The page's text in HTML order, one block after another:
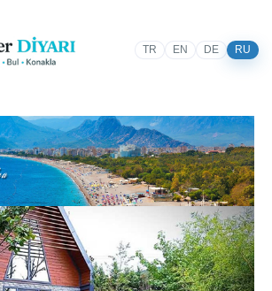
TR EN DE RU